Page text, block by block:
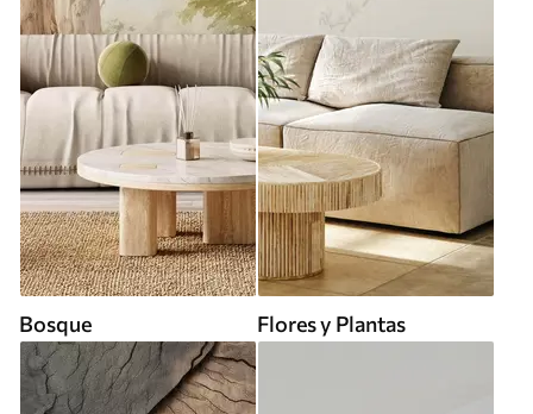
Bosque Flores y Plantas